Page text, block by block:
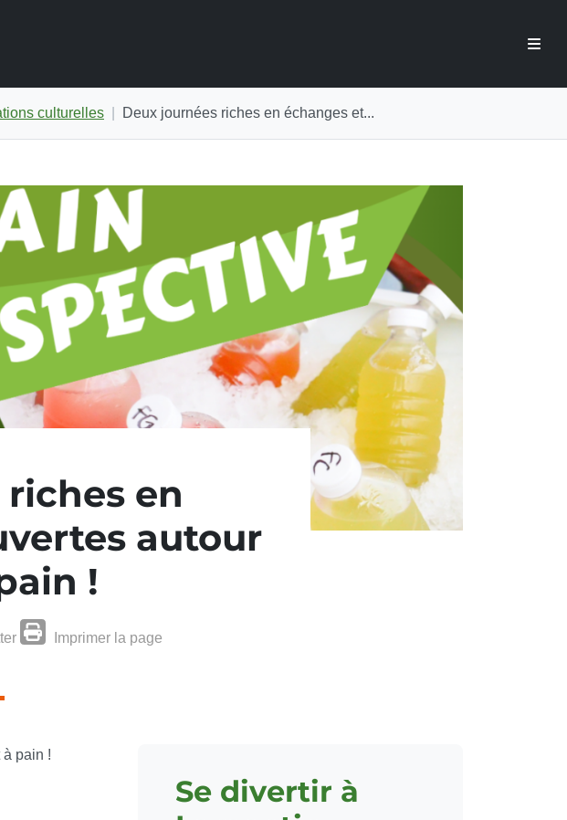
culturelles Deux journées riches en échanges et...
en
autour
!
Imprimer la page
pain !
Se divertir à